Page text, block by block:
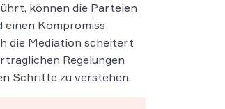
können die Parteien
einen Kompromiss
die Mediation scheitert
Regelungen
Schritte zu verstehen.